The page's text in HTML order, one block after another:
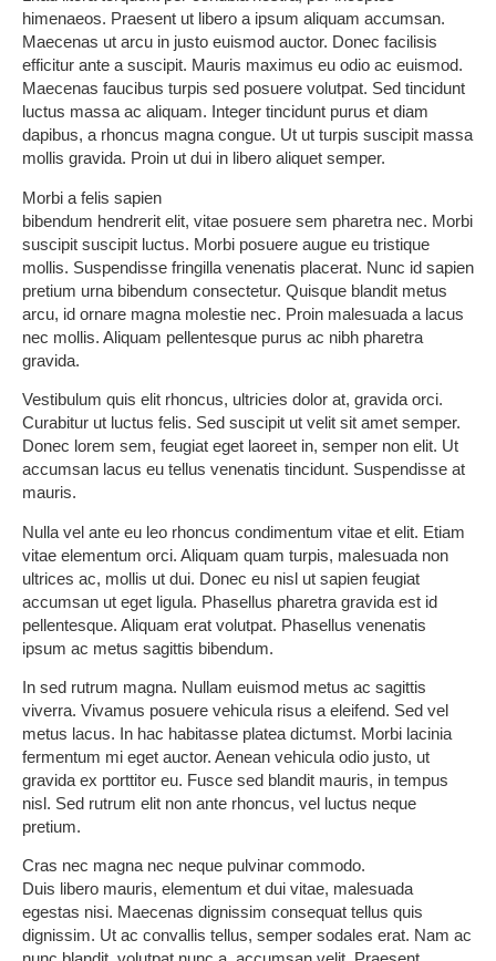
himenaeos. Praesent ut libero a ipsum aliquam accumsan.
Maecenas ut arcu in justo euismod auctor. Donec facilisis
efficitur ante a suscipit. Mauris maximus eu odio ac euismod.
Maecenas faucibus turpis sed posuere volutpat. Sed tincidunt
luctus massa ac aliquam. Integer tincidunt purus et diam
dapibus, a rhoncus magna congue. Ut ut turpis suscipit massa
mollis gravida. Proin ut dui in libero aliquet semper.
Morbi a felis sapien
bibendum hendrerit elit, vitae posuere sem pharetra nec. Morbi
suscipit suscipit luctus. Morbi posuere augue eu tristique
mollis. Suspendisse fringilla venenatis placerat. Nunc id sapien
pretium urna bibendum consectetur. Quisque blandit metus
arcu, id ornare magna molestie nec. Proin malesuada a lacus
nec mollis. Aliquam pellentesque purus ac nibh pharetra
gravida.
Vestibulum quis elit rhoncus, ultricies dolor at, gravida orci.
Curabitur ut luctus felis. Sed suscipit ut velit sit amet semper.
Donec lorem sem, feugiat eget laoreet in, semper non elit. Ut
accumsan lacus eu tellus venenatis tincidunt. Suspendisse at
mauris.
Nulla vel ante eu leo rhoncus condimentum vitae et elit. Etiam
vitae elementum orci. Aliquam quam turpis, malesuada non
ultrices ac, mollis ut dui. Donec eu nisl ut sapien feugiat
accumsan ut eget ligula. Phasellus pharetra gravida est id
pellentesque. Aliquam erat volutpat. Phasellus venenatis
ipsum ac metus sagittis bibendum.
In sed rutrum magna. Nullam euismod metus ac sagittis
viverra. Vivamus posuere vehicula risus a eleifend. Sed vel
metus lacus. In hac habitasse platea dictumst. Morbi lacinia
fermentum mi eget auctor. Aenean vehicula odio justo, ut
gravida ex porttitor eu. Fusce sed blandit mauris, in tempus
nisl. Sed rutrum elit non ante rhoncus, vel luctus neque
pretium.
Cras nec magna nec neque pulvinar commodo.
Duis libero mauris, elementum et dui vitae, malesuada
egestas nisi. Maecenas dignissim consequat tellus quis
dignissim. Ut ac convallis tellus, semper sodales erat. Nam ac